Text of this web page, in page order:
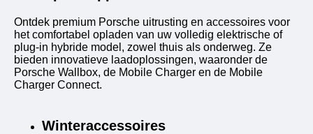
Ontdek premium Porsche uitrusting en accessoires voor
het comfortabel opladen van uw volledig elektrische of
plug-in hybride model, zowel thuis als onderweg. Ze
bieden innovatieve laadoplossingen, waaronder de
Porsche Wallbox, de Mobile Charger en de Mobile
Charger Connect.
Winteraccessoires